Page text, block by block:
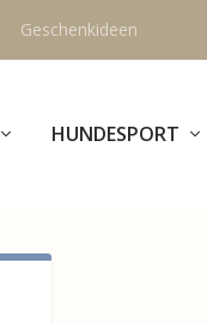
Geschenkideen
HUNDESPORT